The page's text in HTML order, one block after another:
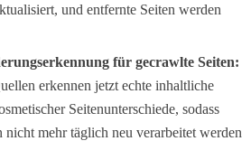
und entfernte Seiten werden
für gecrawlte Seiten:
erkennen jetzt echte inhaltliche
Seitenunterschiede, sodass
nicht mehr täglich neu verarbeitet werden